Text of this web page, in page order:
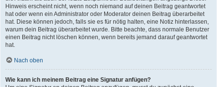
Hinweis erscheint nicht, wenn noch niemand auf deinen Beitrag geantwortet
hat oder wenn ein Administrator oder Moderator deinen Beitrag überarbeitet
hat. Diese können jedoch, falls sie es für nötig halten, eine Notiz hinterlassen,
warum dein Beitrag überarbeitet wurde. Bitte beachte, dass normale Benutzer
einen Beitrag nicht löschen können, wenn bereits jemand darauf geantwortet
hat.
Nach oben
Wie kann ich meinem Beitrag eine Signatur anfügen?